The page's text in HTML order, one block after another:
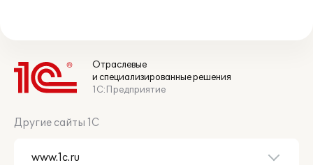
Отраслевые
и специализированные решения
1С:Предприятие
Другие сайты 1С